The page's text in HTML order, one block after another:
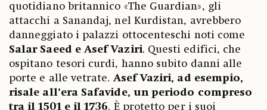
quotidiano britannico «The Guardian», gli
attacchi a Sanandaj, nel Kurdistan, avrebbero
danneggiato i palazzi ottocenteschi noti come
Salar Saeed e Asef Vaziri. Questi edifici, che
ospitano tesori curdi, hanno subito danni alle
porte e alle vetrate. Asef Vaziri, ad esempio,
risale all’era Safavide, un periodo compreso
tra il 1501 e il 1736. È protetto per i suoi